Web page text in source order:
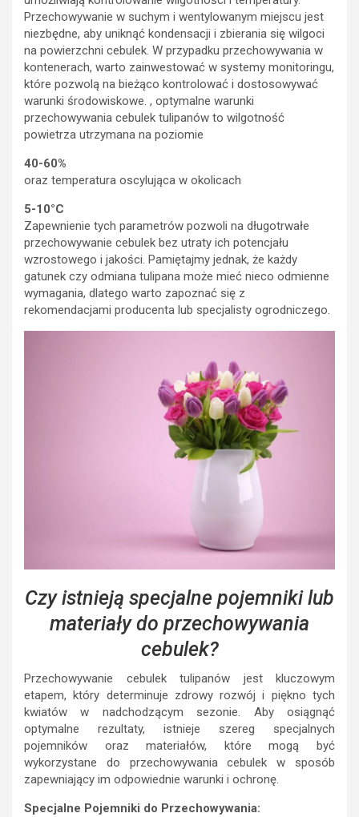
Przechowywanie w suchym i wentylowanym miejscu jest
niezbędne, aby uniknąć kondensacji i zbierania się wilgoci
na powierzchni cebulek. W przypadku przechowywania w
kontenerach, warto zainwestować w systemy monitoringu,
które pozwolą na bieżąco kontrolować i dostosowywać
warunki środowiskowe. , optymalne warunki
przechowywania cebulek tulipanów to wilgotność
powietrza utrzymana na poziomie
40-60%
oraz temperatura oscylująca w okolicach
5-10°C
Zapewnienie tych parametrów pozwoli na długotrwałe
przechowywanie cebulek bez utraty ich potencjału
wzrostowego i jakości. Pamiętajmy jednak, że każdy
gatunek czy odmiana tulipana może mieć nieco odmienne
wymagania, dlatego warto zapoznać się z
rekomendacjami producenta lub specjalisty ogrodniczego.
Czy istnieją specjalne pojemniki lub
materiały do przechowywania
cebulek?
Przechowywanie cebulek tulipanów jest kluczowym
etapem, który determinuje zdrowy rozwój i piękno tych
kwiatów w nadchodzącym sezonie. Aby osiągnąć
optymalne rezultaty, istnieje szereg specjalnych
pojemników oraz materiałów, które mogą być
wykorzystane do przechowywania cebulek w sposób
zapewniający im odpowiednie warunki i ochronę.
Specjalne Pojemniki do Przechowywania: